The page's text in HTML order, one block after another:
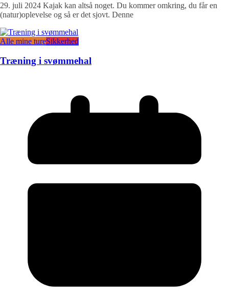
29. juli 2024 Kajak kan altså noget. Du kommer omkring, du får en
(natur)oplevelse og så er det sjovt. Denne
Alle mine tureSikkerhed
Træning i svømmehal